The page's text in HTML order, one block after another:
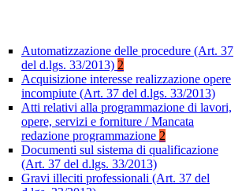
Automatizzazione delle procedure (Art. 37
del d.lgs. 33/2013) 2
Acquisizione interesse realizzazione opere
incompiute (Art. 37 del d.lgs. 33/2013)
Atti relativi alla programmazione di lavori,
opere, servizi e forniture / Mancata
redazione programmazione 2
Documenti sul sistema di qualificazione
(Art. 37 del d.lgs. 33/2013)
Gravi illeciti professionali (Art. 37 del